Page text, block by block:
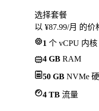
选择套餐
以 ¥87.99/月 的价
1 个 vCPU 内核
4 GB RAM
50 GB NVMe
4 TB 流量